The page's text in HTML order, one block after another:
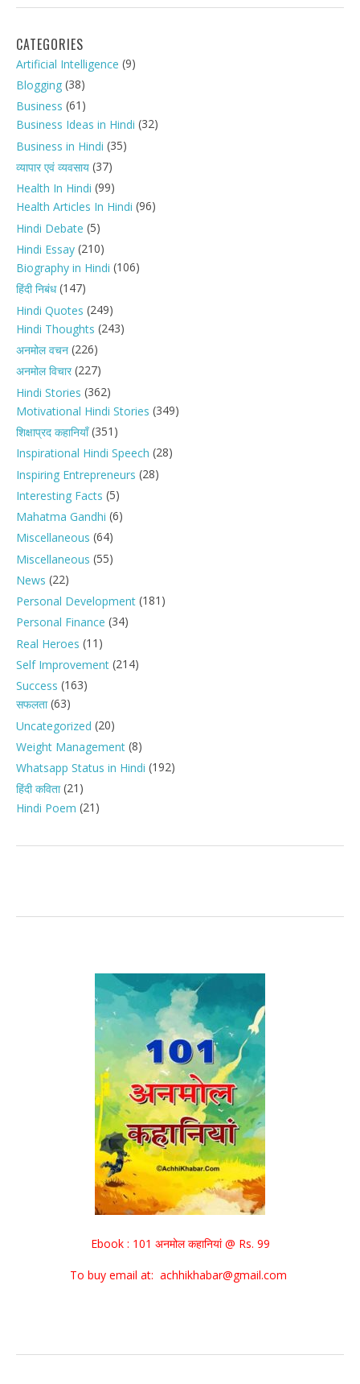
CATEGORIES
Artificial Intelligence (9)
Blogging (38)
Business (61)
Business Ideas in Hindi (32)
Business in Hindi (35)
व्यापार एवं व्यवसाय (37)
Health In Hindi (99)
Health Articles In Hindi (96)
Hindi Debate (5)
Hindi Essay (210)
Biography in Hindi (106)
हिंदी निबंध(147)
Hindi Quotes (249)
Hindi Thoughts (243)
अनमोल वचन (226)
अनमोल विचार(227)
Hindi Stories (362)
Motivational Hindi Stories (349)
शिक्षाप्रद कहानियाँ(351)
Inspirational Hindi Speech (28)
Inspiring Entrepreneurs (28)
Interesting Facts (5)
Mahatma Gandhi (6)
Miscellaneous (64)
Miscellaneous (55)
News (22)
Personal Development (181)
Personal Finance (34)
Real Heroes (11)
Self Improvement (214)
Success (163)
सफलता(63)
Uncategorized (20)
Weight Management (8)
Whatsapp Status in Hindi (192)
हिंदी कविता(21)
Hindi Poem (21)
Ebook : 101 अनमोल कहानियां @ Rs. 99
To buy email at: achhikhabar@gmail.com